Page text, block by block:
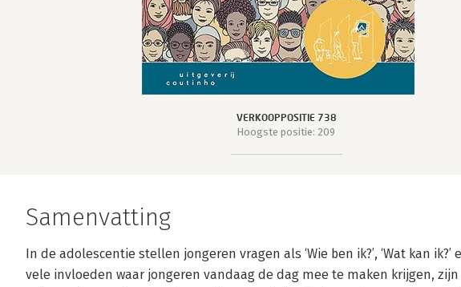
VERKOOPPOSITIE 738
Hoogste positie: 209
Samenvatting
In de adolescentie stellen jongeren vragen als ‘Wie ben ik?’, ‘Wat kan ik?’
vele invloeden waar jongeren vandaag de dag mee te maken krijgen,